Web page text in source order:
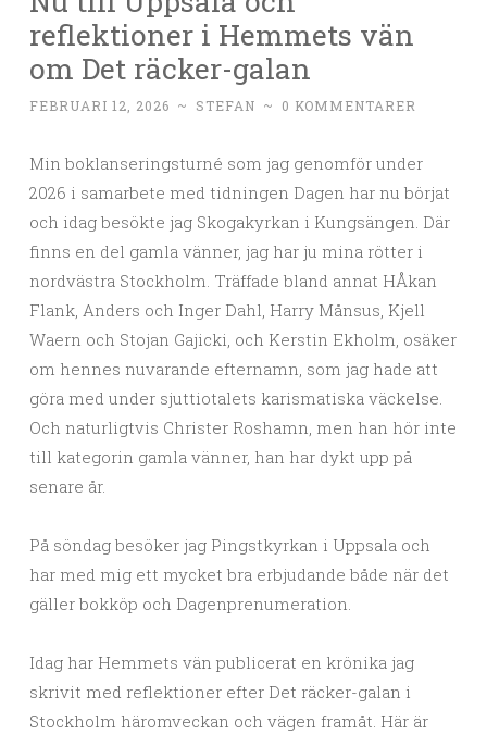
reflektioner i Hemmets vän
om Det räcker-galan
FEBRUARI 12, 2026 ~ STEFAN ~ 0 KOMMENTARER
Min boklanseringsturné som jag genomför under
2026 i samarbete med tidningen Dagen har nu börjat
och idag besökte jag Skogakyrkan i Kungsängen. Där
finns en del gamla vänner, jag har ju mina rötter i
nordvästra Stockholm. Träffade bland annat HÅkan
Flank, Anders och Inger Dahl, Harry Månsus, Kjell
Waern och Stojan Gajicki, och Kerstin Ekholm, osäker
om hennes nuvarande efternamn, som jag hade att
göra med under sjuttiotalets karismatiska väckelse.
Och naturligtvis Christer Roshamn, men han hör inte
till kategorin gamla vänner, han har dykt upp på
senare år.
På söndag besöker jag Pingstkyrkan i Uppsala och
har med mig ett mycket bra erbjudande både när det
gäller bokköp och Dagenprenumeration.
Idag har Hemmets vän publicerat en krönika jag
skrivit med reflektioner efter Det räcker-galan i
Stockholm häromveckan och vägen framåt. Här är